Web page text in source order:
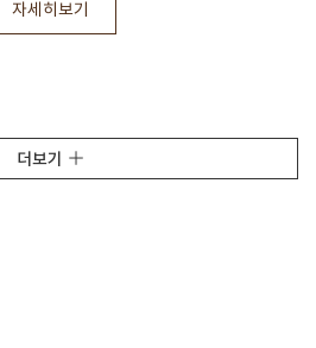
자세히보기
더보기